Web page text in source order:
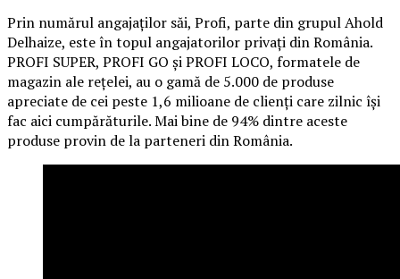
Prin numărul angajaților săi, Profi, parte din grupul Ahold
Delhaize, este în topul angajatorilor privați din România.
PROFI SUPER, PROFI GO și PROFI LOCO, formatele de
magazin ale rețelei, au o gamă de 5.000 de produse
apreciate de cei peste 1,6 milioane de clienți care zilnic își
fac aici cumpărăturile. Mai bine de 94% dintre aceste
produse provin de la parteneri din România.